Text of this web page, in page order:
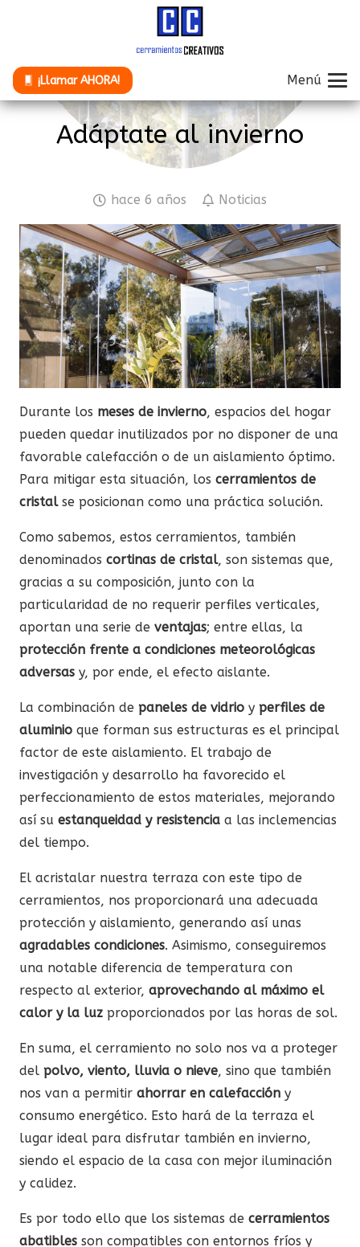
¡Llamar AHORA! Menú
Adáptate al invierno
hace 6 años Noticias
Durante los meses de invierno, espacios del hogar
pueden quedar inutilizados por no disponer de una
favorable calefacción o de un aislamiento óptimo.
Para mitigar esta situación, los cerramientos de
cristalse posicionan como una práctica solución.
Como sabemos, estos cerramientos, también
denominados cortinas de cristal, son sistemas que,
gracias a su composición, junto con la
particularidad de no requerir perfiles verticales,
aportan una serie de ventajas; entre ellas, la
protección frente a condiciones meteorológicas
adversas y, por ende, el efecto aislante.
La combinación de paneles de vidrio y perfiles de
aluminio que forman sus estructuras es el principal
factor de este aislamiento. El trabajo de
investigación y desarrollo ha favorecido el
perfeccionamiento de estos materiales, mejorando
así su estanqueidad y resistencia a las inclemencias
del tiempo.
El acristalar nuestra terraza con este tipo de
cerramientos, nos proporcionará una adecuada
protección y aislamiento, generando así unas
agradables condiciones. Asimismo, conseguiremos
una notable diferencia de temperatura con
respecto al exterior, aprovechando al máximo el
calor y la luz proporcionados por las horas de sol.
En suma, el cerramiento no solo nos va a proteger
del polvo, viento, lluvia o nieve, sino que también
nos van a permitir ahorrar en calefacción y
consumo energético. Esto hará de la terraza el
lugar ideal para disfrutar también en invierno,
siendo el espacio de la casa con mejor iluminación
y calidez.
Es por todo ello que los sistemas de cerramientos
abatibles son compatibles con entornos fríos y